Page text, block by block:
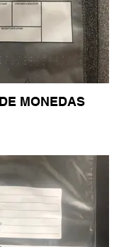
MONEDAS